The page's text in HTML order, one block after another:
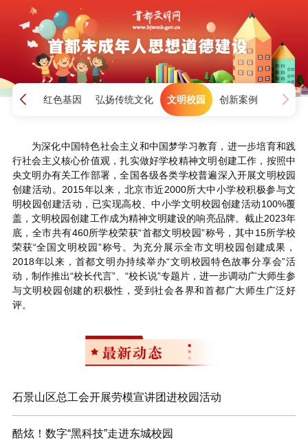
传承红色基因 弘扬传统文化 文明校园 创新案例
为深化中国特色社会主义和中国梦学习教育，进一步培育和践
行社会主义核心价值观，扎实做好学校精神文明创建工作，按照中
央文明办有关工作部署，全国各级各类学校普遍深入开展文明校园
创建活动。2015年以来，北京市近2000所大中小学校积极参与文
明校园创建活动，已实现高校、中小学文明校园创建活动100%覆
盖，文明校园创建工作成为精神文明建设的响亮品牌。截止2023年
底，全市共有460所学校荣获“首都文明校园”称号，其中15所学校
荣获“全国文明校园”称号。为充分展示全市文明校园创建成果，
2018年以来，首都文明办持续举办“文明校园特色故事分享会”活
动，制作推出“校长代言”、“校长说”专题片，进一步调动广大师生参
与文明校园创建的积极性，受到社会各界和首都广大师生广泛好
评。
石景山区总工会开展劳模宣讲团进校园活动
酷炫！数字“黑科技”走进东城校园